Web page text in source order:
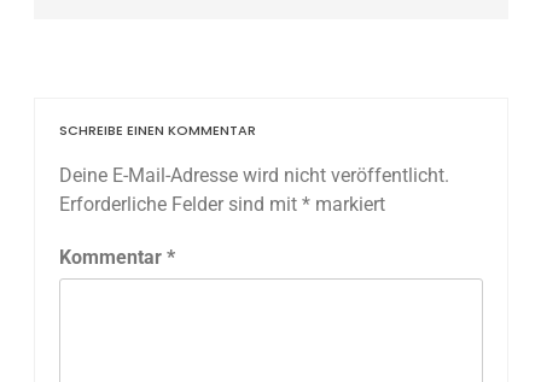
SCHREIBE EINEN KOMMENTAR
Deine E-Mail-Adresse wird nicht veröffentlicht.
Erforderliche Felder sind mit *markiert
Kommentar *